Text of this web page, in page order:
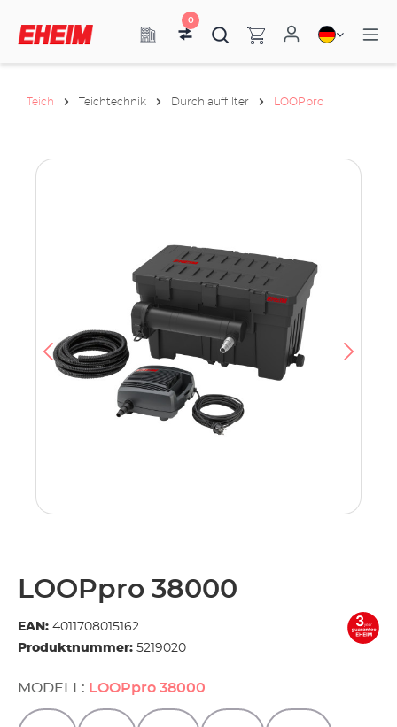
0
Teich Teichtechnik Durchlauffilter LOOPpro
LOOPpro 38000
EAN: 4011708015162
Produktnummer: 5219020
MODELL: LOOPpro 38000